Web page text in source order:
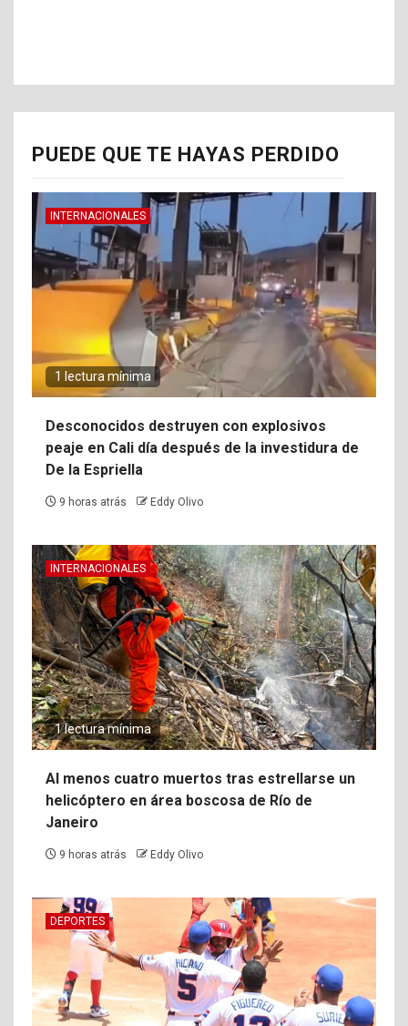
PUEDE QUE TE HAYAS PERDIDO
INTERNACIONALES
1 lectura mínima
Desconocidos destruyen con explosivos
peaje en Cali día después de la investidura de
De la Espriella
9 horas atrás Eddy Olivo
INTERNACIONALES
1 lectura mínima
Al menos cuatro muertos tras estrellarse un
helicóptero en área boscosa de Río de
Janeiro
9 horas atrás Eddy Olivo
DEPORTES